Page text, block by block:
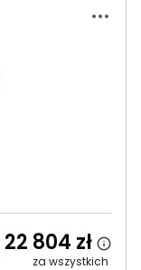
22 804 zł
za wszystkich